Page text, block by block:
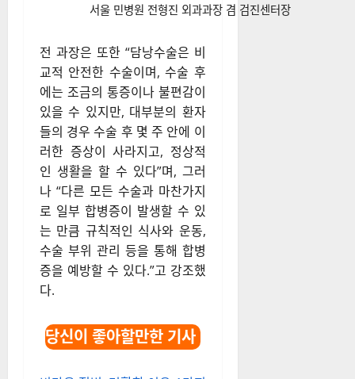
서울 민병원 전형진 외과과장 겸 검진센터장
전 과장은 또한 “담낭수술은 비
교적 안전한 수술이며, 수술 후
에는 조금의 통증이나 불편감이
있을 수 있지만, 대부분의 환자
들의 경우 수술 후 몇 주 안에 이
러한 증상이 사라지고, 정상적
인 생활을 할 수 있다”며, 그러
나 “다른 모든 수술과 마찬가지
로 일부 합병증이 발생할 수 있
는 만큼 규칙적인 식사와 운동,
수술 부위 관리 등을 통해 합병
증을 예방할 수 있다.”고 강조했
다.
당신이 좋아할만한 기사